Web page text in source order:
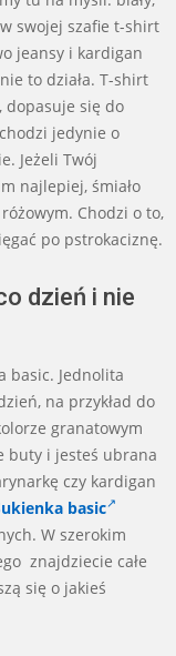
swojej szafie t-shirt
jeansy i kardigan
to działa. T-shirt
dopasuje się do
jedynie o
Jeżeli Twój
najlepiej, śmiało
Chodzi o to,
po pstrokaciznę.
dzień i nie
basic. Jednolita
na przykład do
granatowym
buty i jesteś ubrana
czy kardigan
basic
W szerokim
znajdziecie całe
się o jakieś